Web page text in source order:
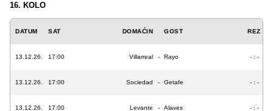
16. KOLO
DATUM SAT DOMAĆIN GOST REZ
13.12.26. 17:00 Villarreal - Rayo - : -
13.12.26. 17:00 Sociedad - Getafe - : -
13.12.26. 17:00 Levante - Alaves - : -